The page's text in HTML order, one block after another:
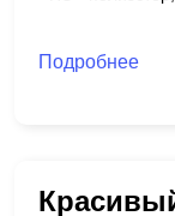
Подробнее